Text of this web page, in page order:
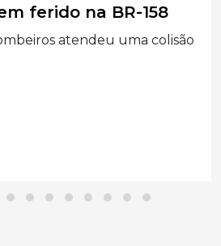
na BR-158
atendeu uma colisão